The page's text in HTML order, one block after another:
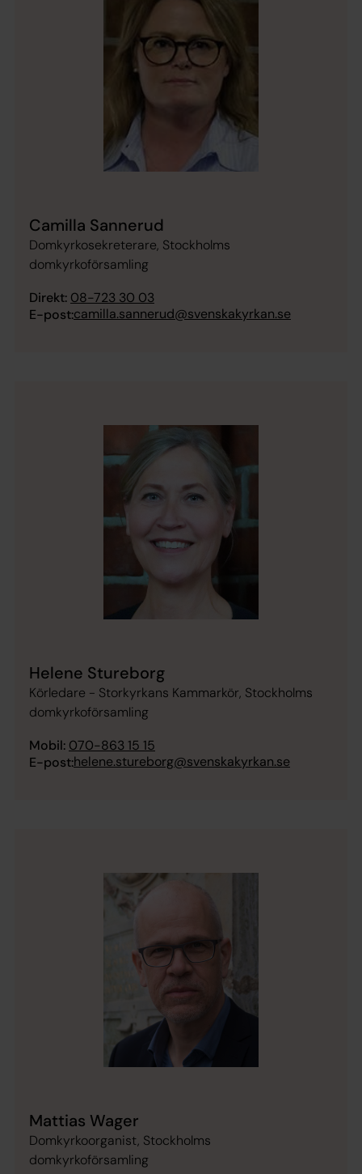
Camilla Sannerud
Domkyrkosekreterare, Stockholms
domkyrkoförsamling
Direkt: 08-723 30 03
E-post:camilla.sannerud@svenskakyrkan.se
Helene Stureborg
Körledare - Storkyrkans Kammarkör, Stockholms
domkyrkoförsamling
Mobil: 070-863 15 15
E-post:helene.stureborg@svenskakyrkan.se
Mattias Wager
Domkyrkoorganist, Stockholms
domkyrkoförsamling